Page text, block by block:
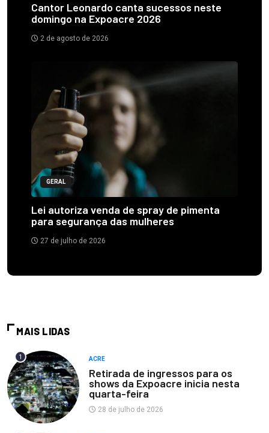
Cantor Leonardo canta sucessos neste
domingo na Expoacre 2026
2 de agosto de 2026
GERAL
Lei autoriza venda de spray de pimenta
para segurança das mulheres
27 de julho de 2026
MAIS LIDAS
1 ACRE
Retirada de ingressos para os
shows da Expoacre inicia nesta
quarta-feira
28 de julho de 2026